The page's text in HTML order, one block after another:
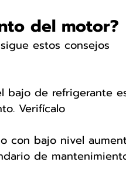
del motor?
estos consejos
bajo de refrigerante
Verifícalo
con bajo nivel
de